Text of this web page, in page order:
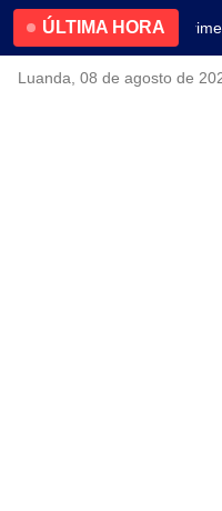
ÚLTIMA HORA
4.2% no
Luanda, 08 de agosto de